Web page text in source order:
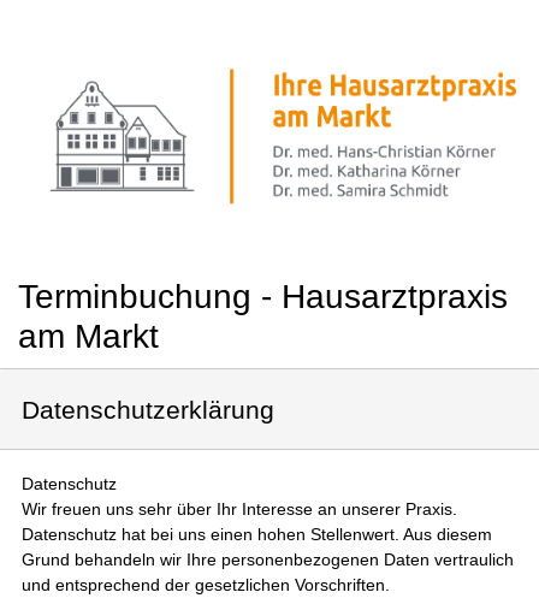
Terminbuchung - Hausarztpraxis
am Markt
Datenschutzerklärung
Datenschutz
Wir freuen uns sehr über Ihr Interesse an unserer Praxis.
Datenschutz hat bei uns einen hohen Stellenwert. Aus diesem
Grund behandeln wir Ihre personenbezogenen Daten vertraulich
und entsprechend der gesetzlichen Vorschriften.